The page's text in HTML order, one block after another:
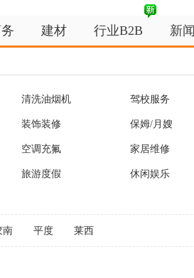
建材 行业B2B 新闻
清洗油烟机 驾校服务
装饰装修 保姆/月嫂
空调充氟 家居维修
旅游度假 休闲娱乐
南 平度 莱西